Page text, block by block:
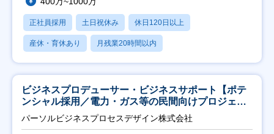
正社員採用 土日祝休み 休日120日以上
産休・育休あり 月残業20時間以内
ビジネスプロデューサー・ビジネスサポート【ポテ
ンシャル採用／電力・ガス等の民間向けプロジェク
ト推進】
パーソルビジネスプロセスデザイン株式会社